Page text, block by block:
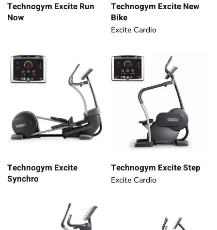
Technogym Excite Run
Now
Technogym Excite New
Bike
Excite Cardio
Technogym Excite
Synchro
Technogym Excite Step
Excite Cardio